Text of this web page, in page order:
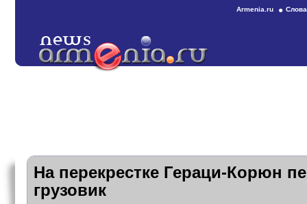
Armenia.ru
На перекрестке Гераци-Корюн
грузовик